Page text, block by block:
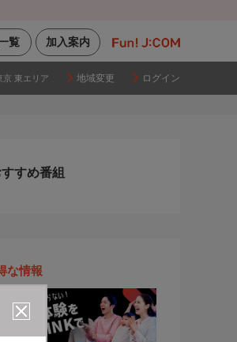
加入案内
覧
京 東エリア 地域変更 ログイン
すめ番組
な情報